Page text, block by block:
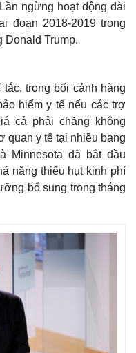
ngừng hoạt động dài
đoạn 2018-2019 trong
Donald Trump.
trong bối cảnh hàng
hiểm y tế nếu các trợ
cả phải chăng không
quan y tế tại nhiều bang
Minnesota đã bắt đầu
năng thiếu hụt kinh phí
bổ sung trong tháng